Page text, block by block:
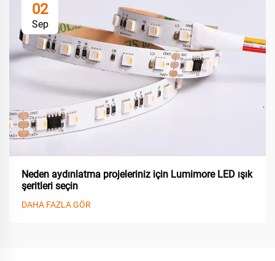
02
Sep
Neden aydınlatma projeleriniz için Lumimore LED ışık
şeritleri seçin
DAHA FAZLA GÖR